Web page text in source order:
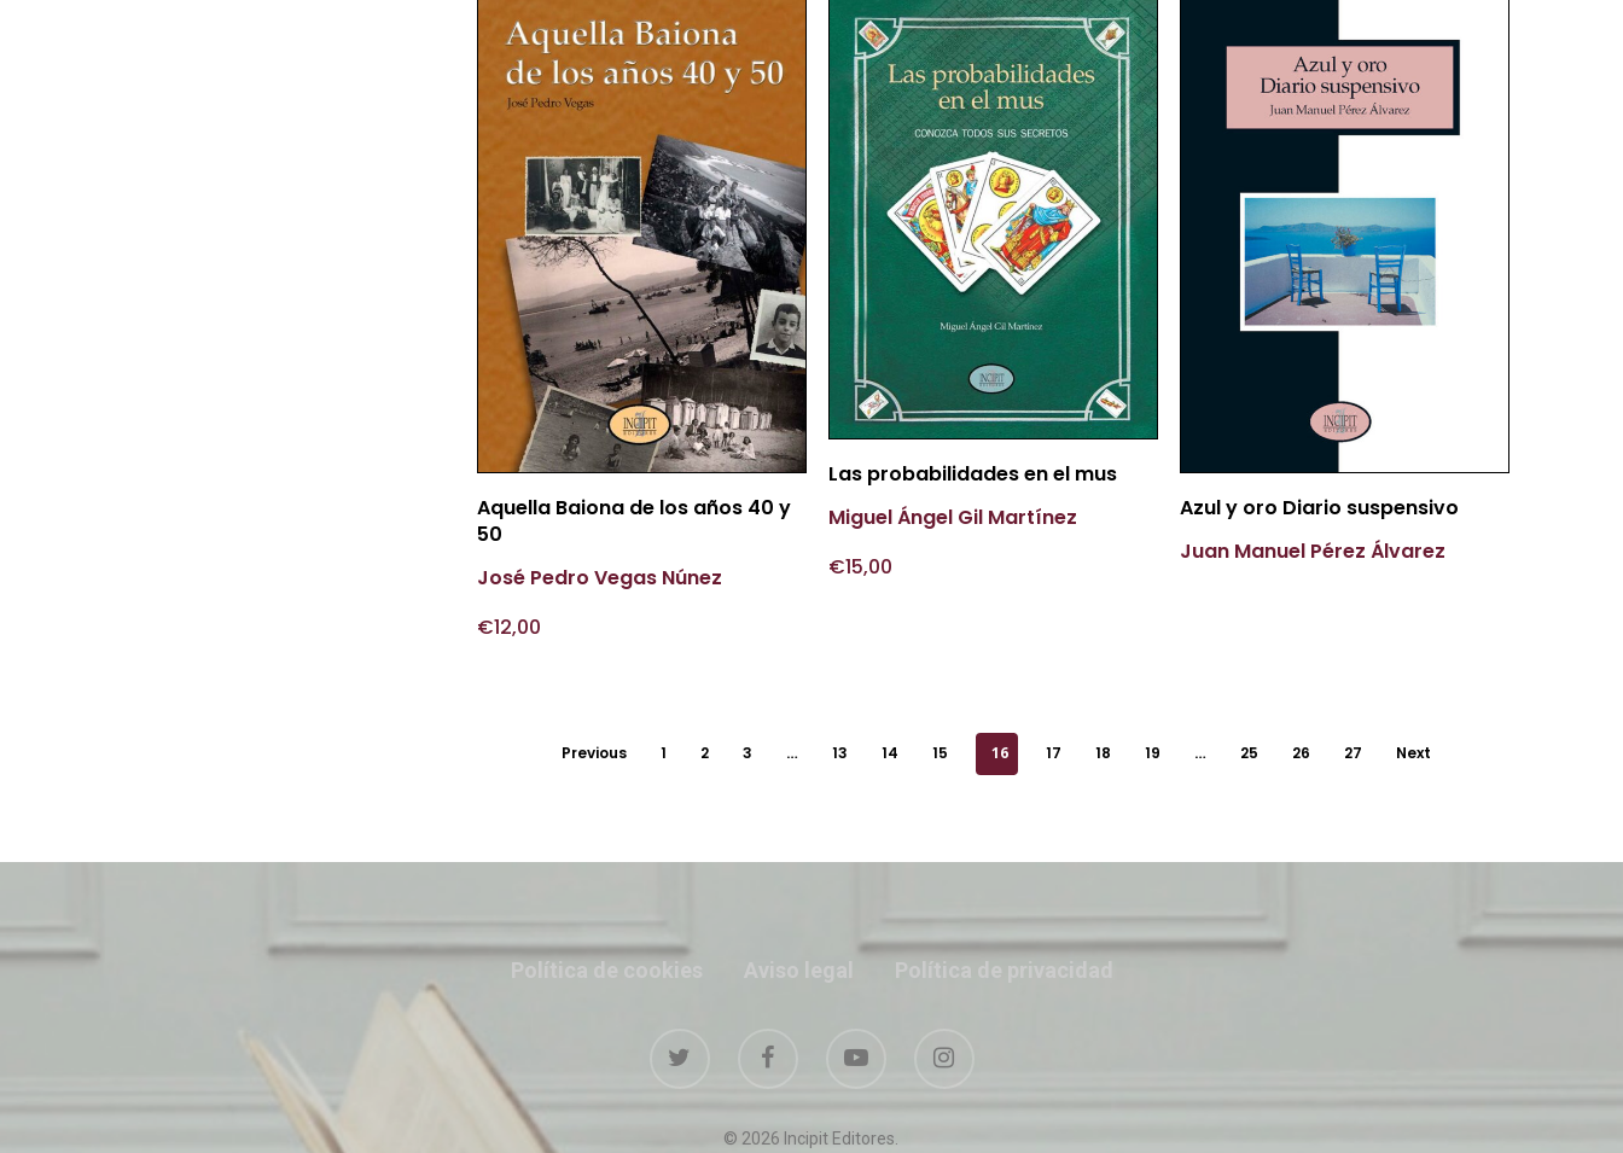
Más Información
Aquella Baiona de los años 40 y
50
José Pedro Vegas Núnez
€12,00
Más Información
Las probabilidades en el mus
Miguel Ángel Gil Martínez
€15,00
Más Información
Azul y oro Diario suspensivo
Juan Manuel Pérez Álvarez
Previous 1 2 3 … 13 14 15 16 17 18 19 … 25 26 27 Next
Política de cookies
© 2026 Incipit Editores.